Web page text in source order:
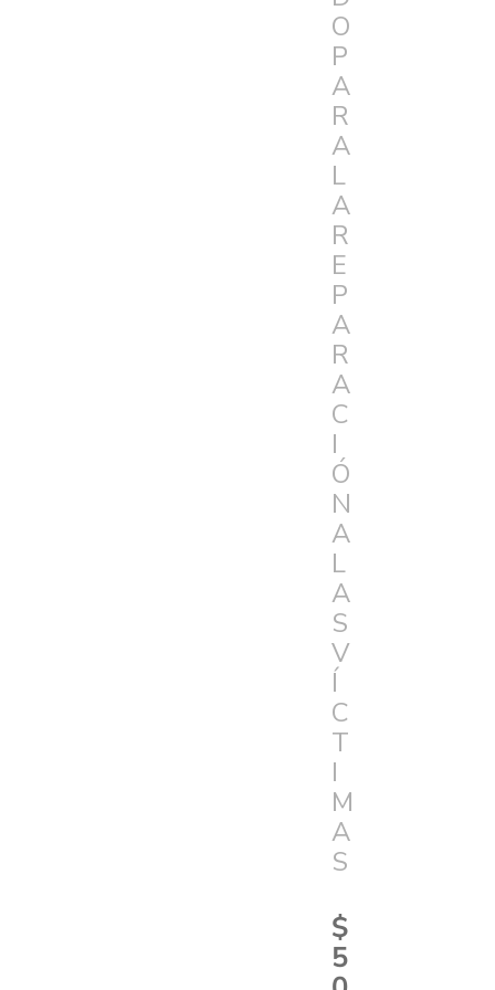
O
P
A
R
A
L
A
R
E
P
A
R
A
C
I
Ó
N
A
L
A
S
V
Í
C
T
I
M
A
S
$
5